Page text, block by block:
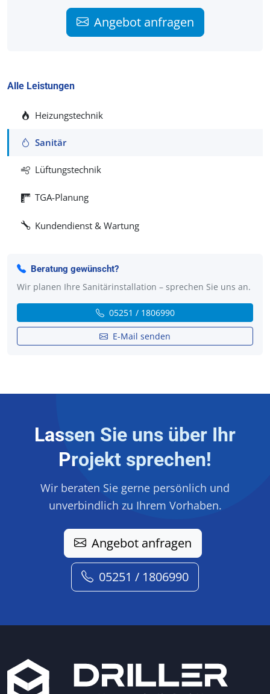
Alle Leistungen
Heizungstechnik
Sanitär
Lüftungstechnik
TGA-Planung
Kundendienst & Wartung
Beratung gewünscht?
Wir planen Ihre Sanitärinstallation – sprechen Sie uns an.
05251 / 1806990
E-Mail senden
Angebot anfragen
Lassen Sie uns über Ihr
Projekt sprechen!
Wir beraten Sie gerne persönlich und
unverbindlich zu Ihrem Vorhaben.
Angebot anfragen
05251 / 1806990